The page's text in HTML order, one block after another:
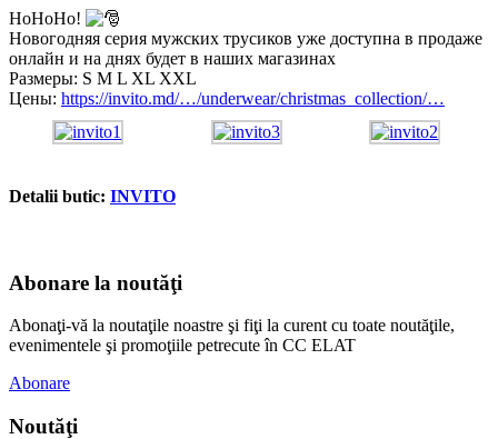
HoHoHo!
Новогодняя серия мужских трусиков уже доступна в продаже
онлайн и на днях будет в наших магазинах
Размеры: S M L XL XXL
Цены: https://invito.md/…/underwear/christmas_collection/…
Detalii butic: INVITO
Abonare la noutăţi
Abonaţi-vă la noutaţile noastre şi fiţi la curent cu toate noutăţile,
evenimentele şi promoţiile petrecute în CC ELAT
Abonare
Noutăţi